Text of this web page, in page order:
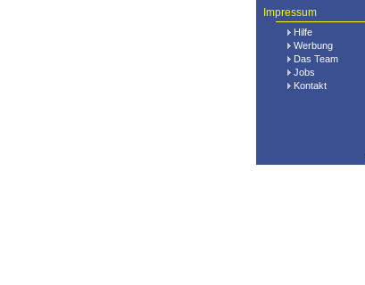
Impressum
Hilfe
Werbung
Das Team
Jobs
Kontakt